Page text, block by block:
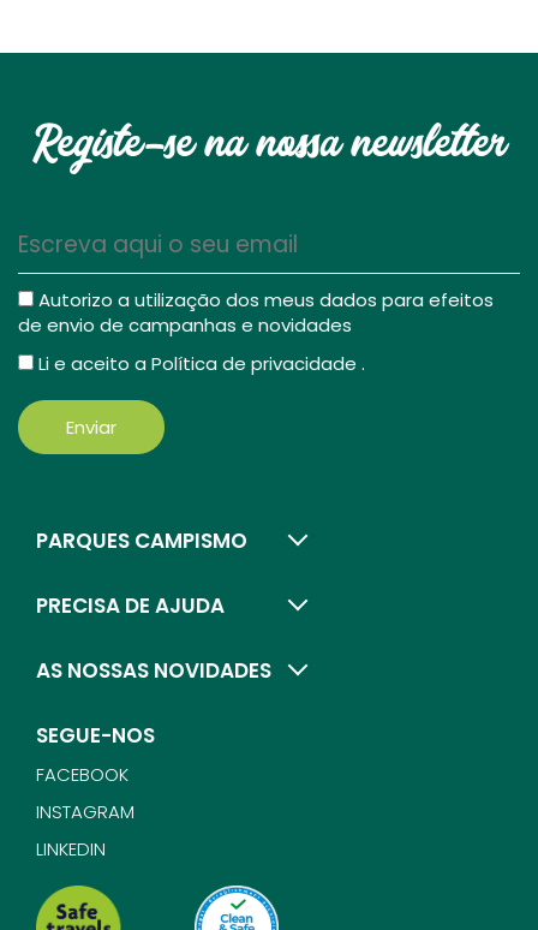
Registe-se na nossa newsletter
Autorizo a utilização dos meus dados para efeitos
de envio de campanhas e novidades
Li e aceito aPolítica de privacidade .
Enviar
PARQUES CAMPISMO
PRECISA DE AJUDA
AS NOSSAS NOVIDADES
SEGUE-NOS
FACEBOOK
INSTAGRAM
LINKEDIN